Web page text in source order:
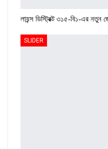
লায়ন্স ডিস্ট্রিক্ট ৩১৫-বি১-এর নতুন
SLIDER